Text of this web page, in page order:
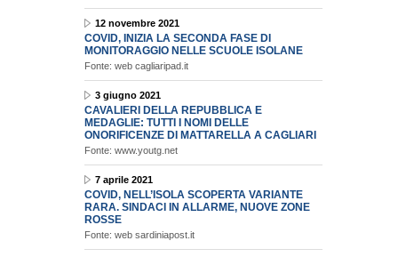
12 novembre 2021
COVID, INIZIA LA SECONDA FASE DI
MONITORAGGIO NELLE SCUOLE ISOLANE
Fonte: web cagliaripad.it
3 giugno 2021
CAVALIERI DELLA REPUBBLICA E
MEDAGLIE: TUTTI I NOMI DELLE
ONORIFICENZE DI MATTARELLA A CAGLIARI
Fonte: www.youtg.net
7 aprile 2021
COVID, NELL’ISOLA SCOPERTA VARIANTE
RARA. SINDACI IN ALLARME, NUOVE ZONE
ROSSE
Fonte: web sardiniapost.it